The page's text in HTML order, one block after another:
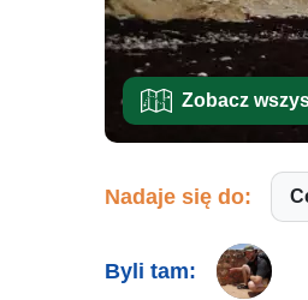
Zobacz
Nadaje się do:
Byli tam: